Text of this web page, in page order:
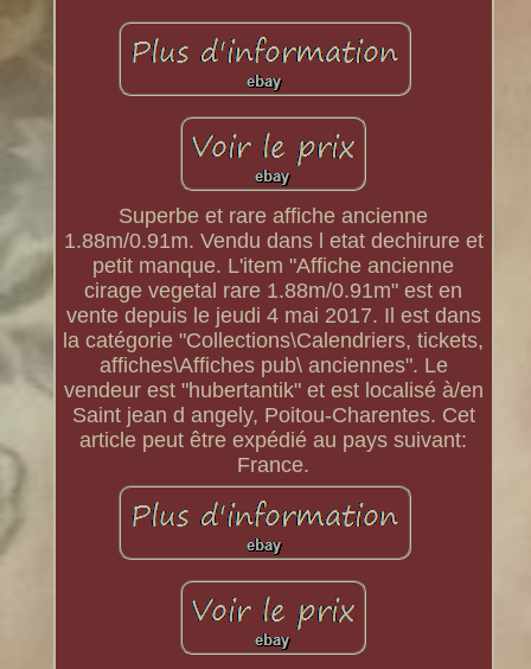
Superbe et rare affiche ancienne
1.88m/0.91m. Vendu dans l etat dechirure et
petit manque. L'item "Affiche ancienne
cirage vegetal rare 1.88m/0.91m" est en
vente depuis le jeudi 4 mai 2017. Il est dans
la catégorie "Collections\Calendriers, tickets,
affiches\Affiches pub\ anciennes". Le
vendeur est "hubertantik" et est localisé à/en
Saint jean d angely, Poitou-Charentes. Cet
article peut être expédié au pays suivant:
France.